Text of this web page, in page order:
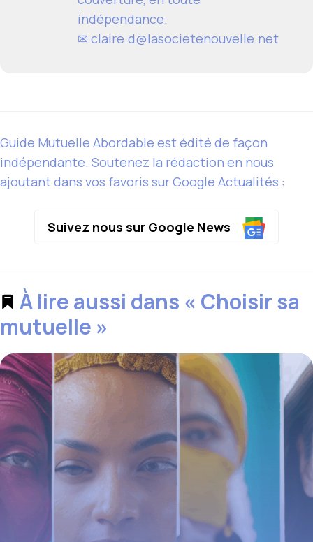
indépendance.
✉ claire.d@lasocietenouvelle.net
Guide Mutuelle Abordable est édité de façon
indépendante. Soutenez la rédaction en nous
ajoutant dans vos favoris sur Google Actualités :
Suivez nous sur Google News
À lire aussi dans « Choisir sa
mutuelle »